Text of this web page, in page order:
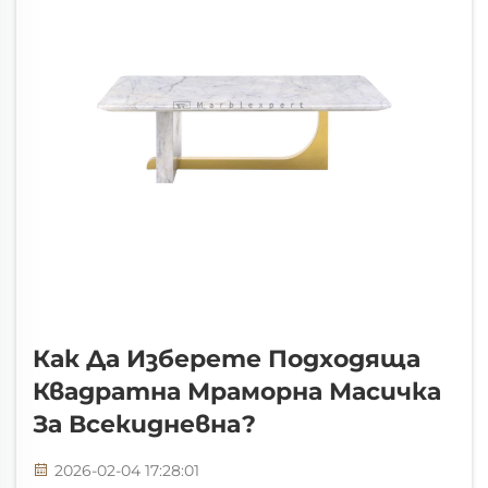
Как Да Изберете Подходяща
Квадратна Мраморна Масичка
За Всекидневна?
2026-02-04 17:28:01